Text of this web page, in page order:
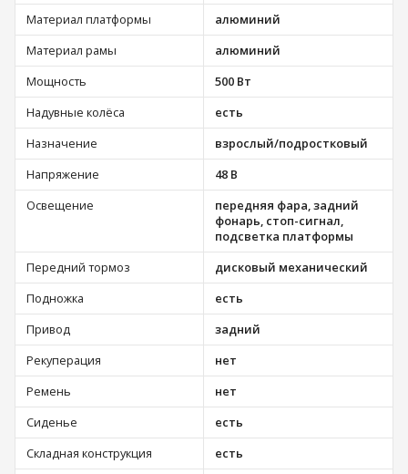
Материал платформы
алюминий
Материал рамы
алюминий
Мощность
500 Вт
Надувные колёса
есть
Назначение
взрослый/подростковый
Напряжение
48 В
Освещение
передняя фара, задний
фонарь, стоп-сигнал,
подсветка платформы
Передний тормоз
дисковый механический
Подножка
есть
Привод
задний
Рекуперация
нет
Ремень
нет
Сиденье
есть
Складная конструкция
есть